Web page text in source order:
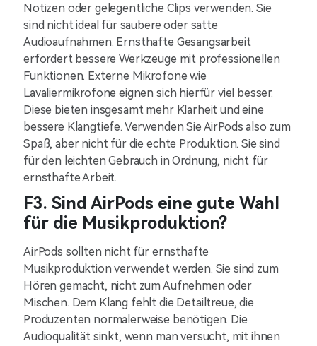
Notizen oder gelegentliche Clips verwenden. Sie
sind nicht ideal für saubere oder satte
Audioaufnahmen. Ernsthafte Gesangsarbeit
erfordert bessere Werkzeuge mit professionellen
Funktionen. Externe Mikrofone wie
Lavaliermikrofone eignen sich hierfür viel besser.
Diese bieten insgesamt mehr Klarheit und eine
bessere Klangtiefe. Verwenden Sie AirPods also zum
Spaß, aber nicht für die echte Produktion. Sie sind
für den leichten Gebrauch in Ordnung, nicht für
ernsthafte Arbeit.
F3. Sind AirPods eine gute Wahl
für die Musikproduktion?
AirPods sollten nicht für ernsthafte
Musikproduktion verwendet werden. Sie sind zum
Hören gemacht, nicht zum Aufnehmen oder
Mischen. Dem Klang fehlt die Detailtreue, die
Produzenten normalerweise benötigen. Die
Audioqualität sinkt, wenn man versucht, mit ihnen